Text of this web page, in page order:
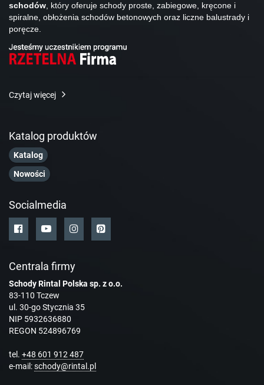
schodów, który oferuje schody proste, zabiegowe, kręcone i
spiralne, obłożenia schodów betonowych oraz liczne balustrady i
poręcze.
Czytaj więcej
Katalog produktów
Katalog
Nowości
Socialmedia
Centrala firmy
Schody Rintal Polska sp. z o.o.
83-110 Tczew
ul. 30-go Stycznia 35
NIP 5932636880
REGON 524896769
tel. +48 601 912 487
e-mail:schody@rintal.pl